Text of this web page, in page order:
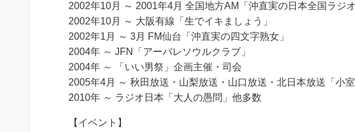
2002年10月 ～ 2001年4月 全国地方AM「沖直実の日本全国ラジオ
2002年10月 ～ 大阪有線「生でイキましょう」
2002年1月 ～ 3月 FM仙台「沖直実の四文字熟女」
2004年 ～ JFN「アーバレソウルクラブ」
2004年 ～ 「いい男祭」企画主催・司会
2005年4月 ～ 秋田放送・山梨放送・山口放送・北日本放送「小
2010年 ～ ラジオ日本「大人の愚問」他多数
【イベント】